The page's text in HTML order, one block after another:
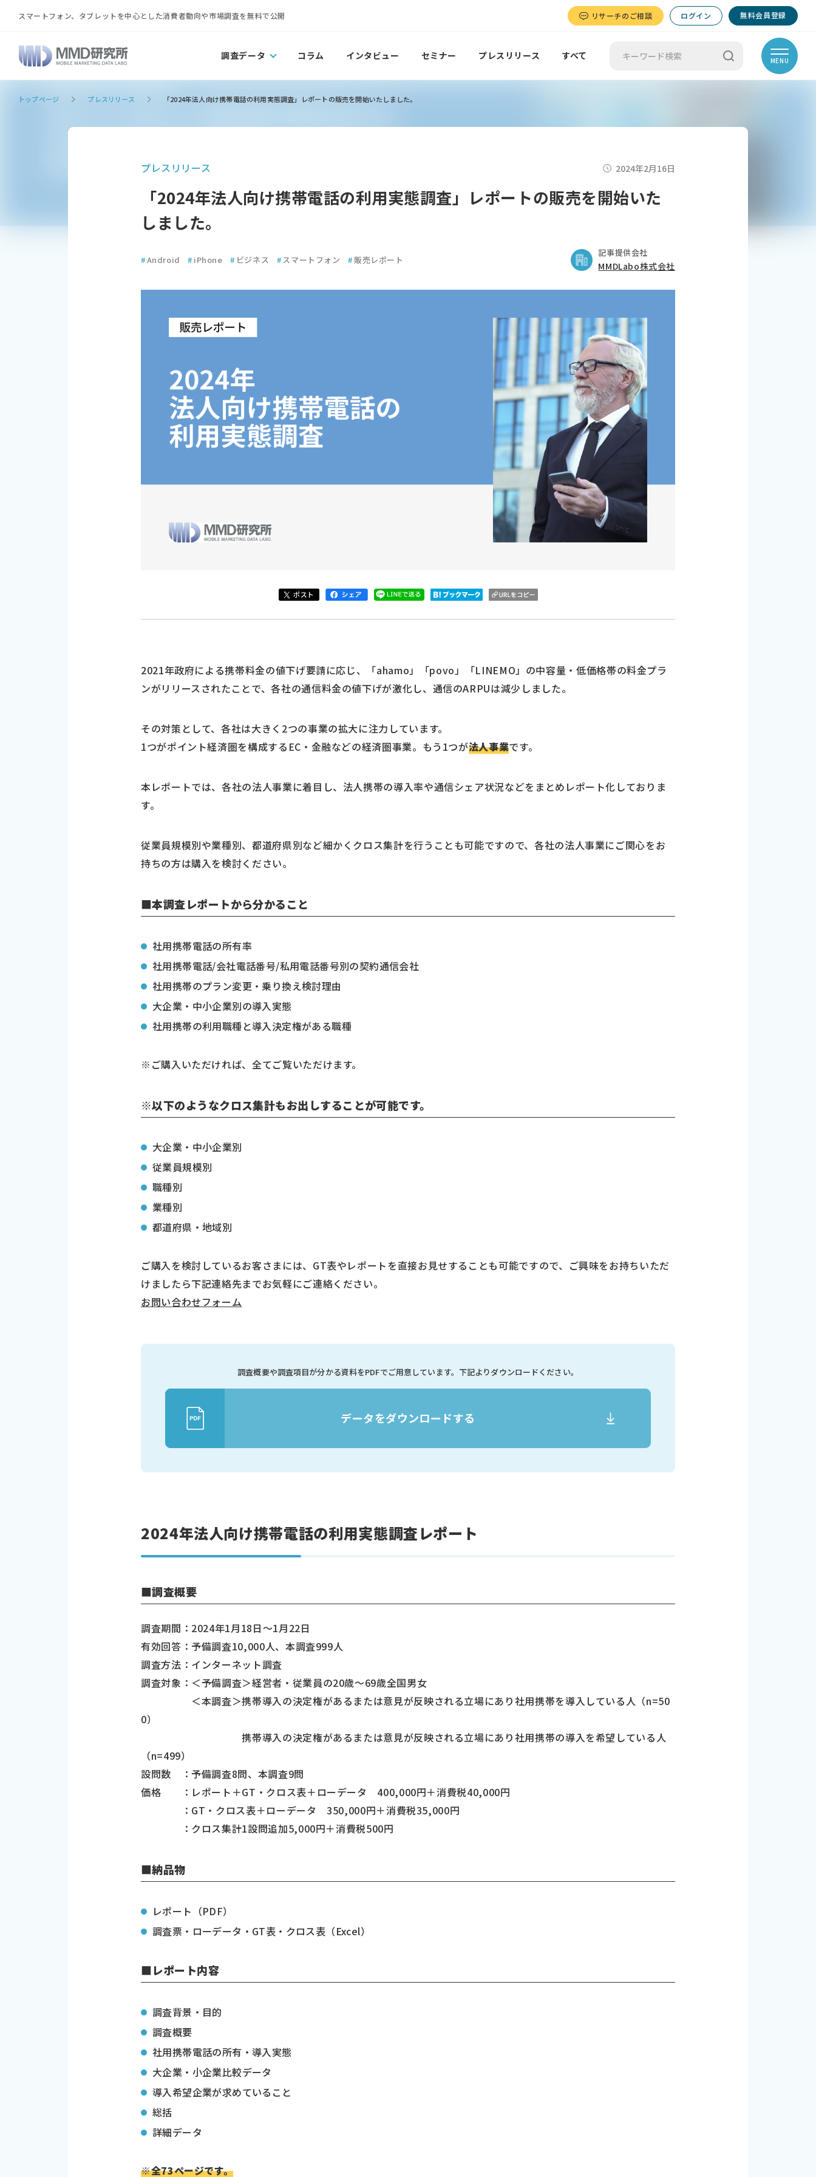
スマートフォン、タブレットを中心とした消費者動向や市場調査を無料で公開 リサーチのご相談 ログイン 無料会員登録
調査データ コラム インタビュー セミナー プレスリリース すべて MENU
トップページ プレスリリース 「2024年法人向け携帯電話の利用実態調査」レポートの販売を開始いたしました。
プレスリリース 2024年2月16日
「2024年法人向け携帯電話の利用実態調査」レポートの販売を開始いた
しました。
#Android # iPhone # ビジネス #スマートフォン # 販売レポート
記事提供会社
MMDLabo株式会社
2021年政府による携帯料金の値下げ要請に応じ、「ahamo」「povo」「LINEMO」の中容量・低価格帯の料金プラ
ンがリリースされたことで、各社の通信料金の値下げが激化し、通信のARPUは減少しました。
その対策として、各社は大きく2つの事業の拡大に注力しています。
1つがポイント経済圏を構成するEC・金融などの経済圏事業。もう1つが法人事業です。
本レポートでは、各社の法人事業に着目し、法人携帯の導入率や通信シェア状況などをまとめレポート化しておりま
す。
従業員規模別や業種別、都道府県別など細かくクロス集計を行うことも可能ですので、各社の法人事業にご関心をお
持ちの方は購入を検討ください。
■本調査レポートから分かること
社用携帯電話の所有率
社用携帯電話/会社電話番号/私用電話番号別の契約通信会社
社用携帯のプラン変更・乗り換え検討理由
大企業・中小企業別の導入実態
社用携帯の利用職種と導入決定権がある職種
※ご購入いただければ、全てご覧いただけます。
※以下のようなクロス集計もお出しすることが可能です。
大企業・中小企業別
従業員規模別
職種別
業種別
都道府県・地域別
ご購入を検討しているお客さまには、GT表やレポートを直接お見せすることも可能ですので、ご興味をお持ちいただ
けましたら下記連絡先までお気軽にご連絡ください。
お問い合わせフォーム
調査概要や調査項目が分かる資料をPDFでご用意しています。 下記よりダウンロードください。
データをダウンロードする
2024年法人向け携帯電話の利用実態調査レポート
■調査概要
調査期間：2024年1月18日～1月22日
有効回答：予備調査10,000人、本調査999人
調査方法：インターネット調査
調査対象：＜予備調査＞経営者・従業員の20歳～69歳全国男女
＜本調査＞携帯導入の決定権があるまたは意見が反映される立場にあり社用携帯を導入している人（n=50
0）
携帯導入の決定権があるまたは意見が反映される立場にあり社用携帯の導入を希望している人
（n=499）
設問数 ：予備調査8問、本調査9問
価格 ：レポート＋GT・クロス表＋ローデータ 400,000円＋消費税40,000円
：GT・クロス表＋ローデータ 350,000円＋消費税35,000円
：クロス集計1設問追加5,000円＋消費税500円
■納品物
レポート（PDF）
調査票・ローデータ・GT表・クロス表（Excel）
■レポート内容
調査背景・目的
調査概要
社用携帯電話の所有・導入実態
大企業・小企業比較データ
導入希望企業が求めていること
総括
詳細データ
※全73ページです。